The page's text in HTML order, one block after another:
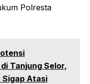
Polresta
Tanjung Selor,
Sigap Atasi